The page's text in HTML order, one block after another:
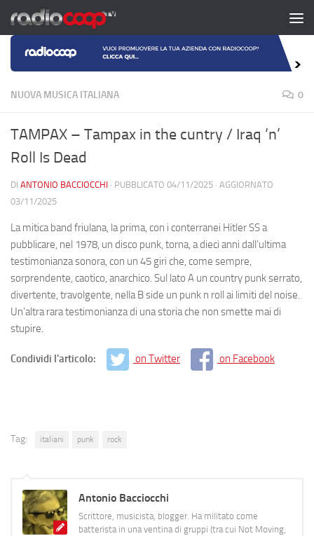
Salta al contenuto
NUOVA MUSICA ITALIANA 0
TAMPAX – Tampax in the cuntry / Iraq ‘n’
Roll Is Dead
DI ANTONIO BACCIOCCHI · PUBBLICATO 04/11/2025 · AGGIORNATO
03/11/2025
La mitica band friulana, la prima, con i conterranei Hitler SS a
pubblicare, nel 1978, un disco punk, torna, a dieci anni dall’ultima
testimonianza sonora, con un 45 giri che, come sempre,
sorprendente, caotico, anarchico. Sul lato A un country punk serrato,
divertente, travolgente, nella B side un punk n roll ai limiti del noise.
Un’altra rara testimonianza di una storia che non smette mai di
stupire.
Condividi l'articolo: on Twitter on Facebook
Tag: italiani punk rock
Antonio Bacciocchi
Scrittore, musicista, blogger. Ha militato come
batterista in una ventina di gruppi (tra cui Not Moving,